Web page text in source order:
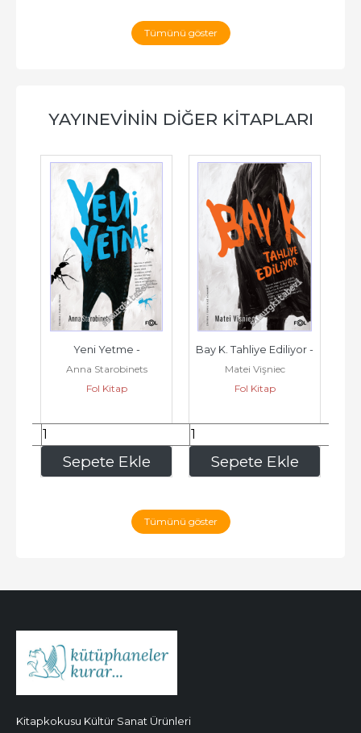
Tümünü göster
YAYINEVININ DIĞER KITAPLARI
Sepete Ekle
Yeni Yetme -
Anna Starobinets
Fol Kitap
420,00 Sepete Ekle
Bay K. Tahliye Ediliyor -
Matei Vişniec
Fol Kitap
382,50
Tümünü göster
Kitapkokusu Kültür Sanat Ürünleri